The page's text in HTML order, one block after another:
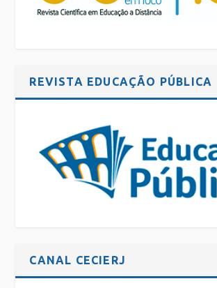
REVISTA EDUCAÇÃO PÚBLICA
CANAL CECIERJ